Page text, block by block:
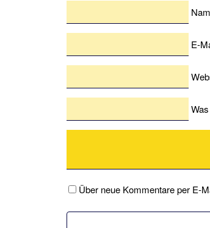
E-
Über neue Kommentare per E-